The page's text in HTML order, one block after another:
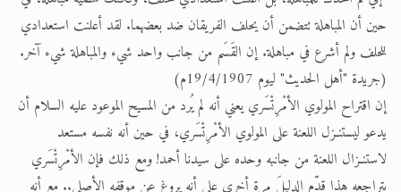
حين أن المباهلة تتضمن أن يحلف الفريقان ضد بعضهما. لقد أعلنت استعدادي
للحلف ولم أشرع في مباهلة. إن القَسَم من جانب واحد شيء والمباهلة شيء آخر.
(جريدة "أهل الحديث" ليوم 19/4/1907م)
إن اقتراح المولوي الأمْرِتْسَري يعني أنه لم يُرد من المسيح الموعود عليه السلام أن
يدعو ليستنـزل اللعنة على المولوي الأمْرِتْسَري، في حين أنه نفسه مستعد
لاستنـزال اللعنة من جانبه وحده على سيدنا أحمد! ومع ذلك فإن الأمْرِتْسَري
بتراجعه هذا قدّم الدليلَ مرة أخرى على أنه يروغ عن موقفه الأصلي.. مع أنه